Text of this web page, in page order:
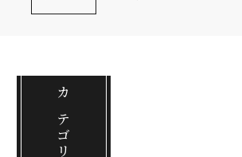
カテゴリ